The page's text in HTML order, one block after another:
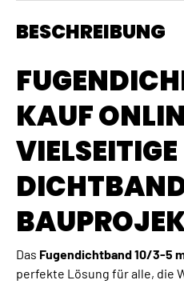
BESCHREIBUNG
KAUF
VIELSEITIGE
Das Fugendichtband 10/3-5
perfekte Lösung für alle, die